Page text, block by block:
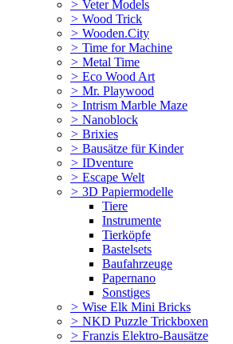
> Veter Models
> Wood Trick
> Wooden.City
> Time for Machine
> Metal Time
> Eco Wood Art
> Mr. Playwood
> Intrism Marble Maze
> Nanoblock
> Brixies
> Bausätze für Kinder
> IDventure
> Escape Welt
> 3D Papiermodelle
Tiere
Instrumente
Tierköpfe
Bastelsets
Baufahrzeuge
Papernano
Sonstiges
> Wise Elk Mini Bricks
> NKD Puzzle Trickboxen
> Franzis Elektro-Bausätze